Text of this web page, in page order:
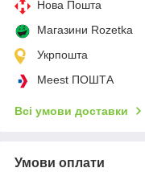
Нова Пошта
Магазини Rozetka
Укрпошта
Meest ПОШТА
Всі умови доставки
Умови оплати